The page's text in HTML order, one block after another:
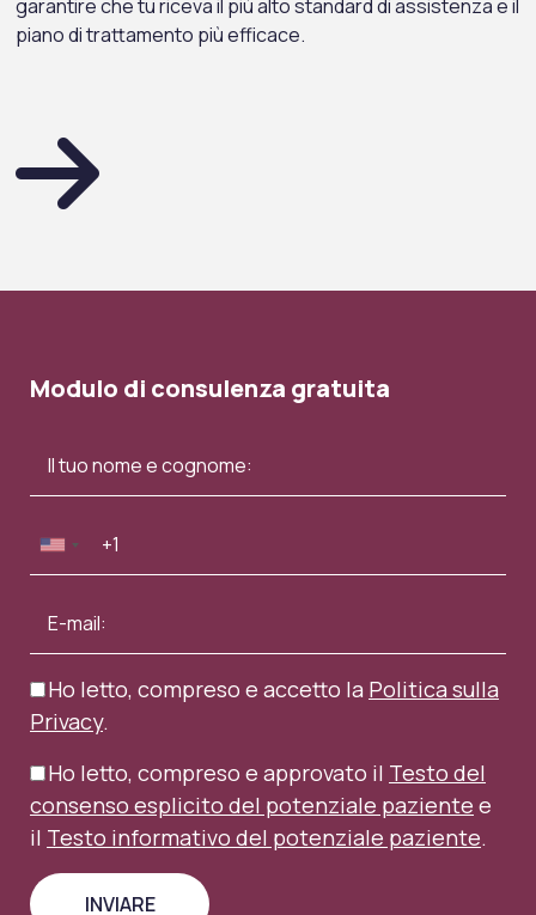
garantire che tu riceva il più alto standard di assistenza e il
piano di trattamento più efficace.
Modulo di consulenza gratuita
Ho letto, compreso e accetto la Politica sulla
Privacy.
Ho letto, compreso e approvato il Testo del
consenso esplicito del potenziale paziente e
il Testo informativo del potenziale paziente.